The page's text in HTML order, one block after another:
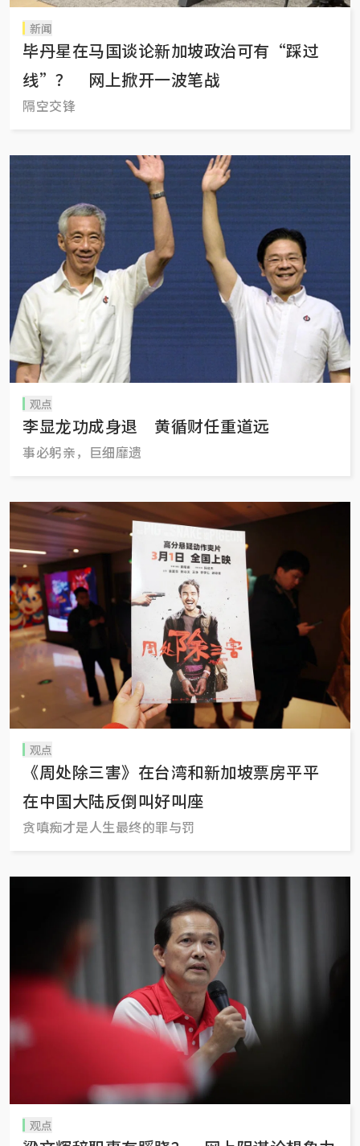
新闻
毕丹星在马国谈论新加坡政治可有“踩过
线”？ 网上掀开一波笔战
隔空交锋
观点
李显龙功成身退 黄循财任重道远
事必躬亲，巨细靡遗
观点
《周处除三害》在台湾和新加坡票房平平
在中国大陆反倒叫好叫座
贪嗔痴才是人生最终的罪与罚
观点